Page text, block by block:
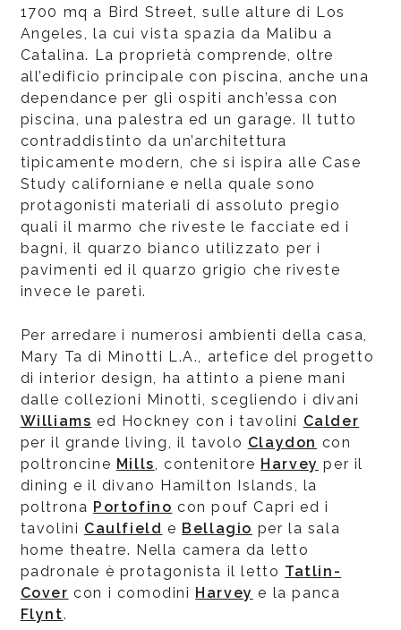
1700 mq a Bird Street, sulle alture di Los
Angeles, la cui vista spazia da Malibu a
Catalina. La proprietà comprende, oltre
all’edificio principale con piscina, anche una
dependance per gli ospiti anch’essa con
piscina, una palestra ed un garage. Il tutto
contraddistinto da un’architettura
tipicamente modern, che si ispira alle Case
Study californiane e nella quale sono
protagonisti materiali di assoluto pregio
quali il marmo che riveste le facciate ed i
bagni, il quarzo bianco utilizzato per i
pavimenti ed il quarzo grigio che riveste
invece le pareti.
Per arredare i numerosi ambienti della casa,
Mary Ta di Minotti L.A., artefice del progetto
di interior design, ha attinto a piene mani
dalle collezioni Minotti, scegliendo i divani
Williams ed Hockney con i tavolini Calder
per il grande living, il tavolo Claydon con
poltroncine Mills, contenitore Harvey per il
dining e il divano Hamilton Islands, la
poltrona Portofino con pouf Capri ed i
tavolini Caulfield e Bellagio per la sala
home theatre. Nella camera da letto
padronale è protagonista il letto Tatlin-
Cover con i comodini Harvey e la panca
Flynt.